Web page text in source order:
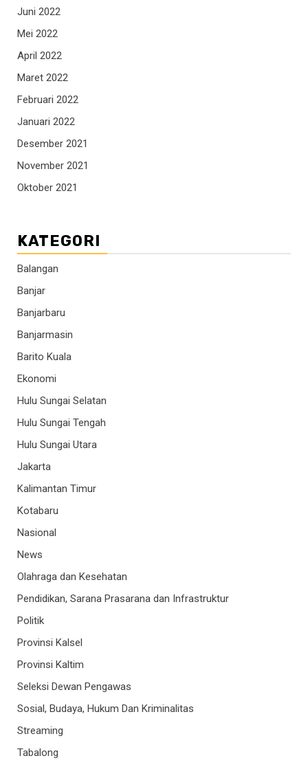
Juni 2022
Mei 2022
April 2022
Maret 2022
Februari 2022
Januari 2022
Desember 2021
November 2021
Oktober 2021
KATEGORI
Balangan
Banjar
Banjarbaru
Banjarmasin
Barito Kuala
Ekonomi
Hulu Sungai Selatan
Hulu Sungai Tengah
Hulu Sungai Utara
Jakarta
Kalimantan Timur
Kotabaru
Nasional
News
Olahraga dan Kesehatan
Pendidikan, Sarana Prasarana dan Infrastruktur
Politik
Provinsi Kalsel
Provinsi Kaltim
Seleksi Dewan Pengawas
Sosial, Budaya, Hukum Dan Kriminalitas
Streaming
Tabalong